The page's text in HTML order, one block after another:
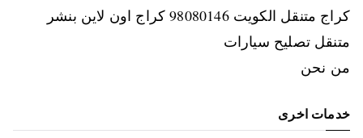
كراج متنقل الكويت 98080146‬ كراج اون لاين بنشر
متنقل تصليح سيارات
من نحن
خدمات اخرى